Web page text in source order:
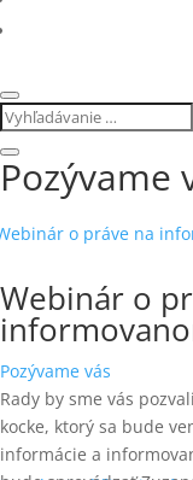
Pozývame
Webinár o
Pozývame vás
Rady by sme vás
kocke, ktorý sa bude
informácie a